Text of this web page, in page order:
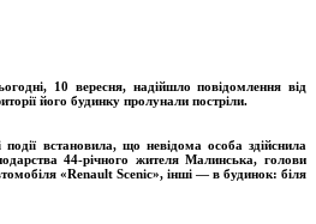
10 вересня, надійшло повідомлення від
його будинку пролунали постріли.
встановила, що невідома особа здійснила
44-річного жителя Малинська, голови
«Renault Scenic», інші — в будинок: біля